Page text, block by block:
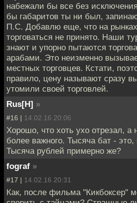
набежали бы все без
бы габаритов ты ни был,
П.С. Добавлю еще, что на
торговаться не принято. Наши
знают и упорно пытаются
арабами. Это неизменно
местных торговцев. Кстати,
правило, цену называют сразу
утомили своей торговлей.
Rus[H] »
#16 | 14.02.16 20:06
Хорошо, что хоть ухо отрезал, а
более важного. Тысяча бат - это,
Тысяча рублей примерно же?
fograf »
#17 | 14.02.16 20:31
Как, после фильма "Кикбоксер"